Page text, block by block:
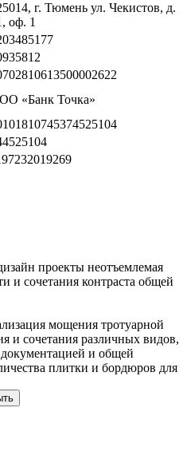
г. Тюмень ул. Чекистов, д.
оф. 1
«Банк Точка»
проекты неотъемлемая
и сочетания контраста общей
мощения тротуарной
и сочетания различных видов,
и общей
плитки и бордюров для